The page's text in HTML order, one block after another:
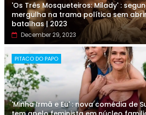
'Os Três Mosqueteiros: Milady' :
mergulha na trama política sem
batalhas | 2023
December 29, 2023
PITACO DO PAPO
'Minha Irmã e Eu' : nova comédia de